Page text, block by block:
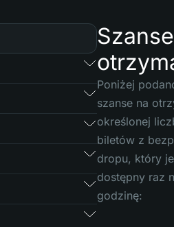
Poniżej
szanse na
określonej
biletów z
dropu, który
dostępny raz
godzinę: